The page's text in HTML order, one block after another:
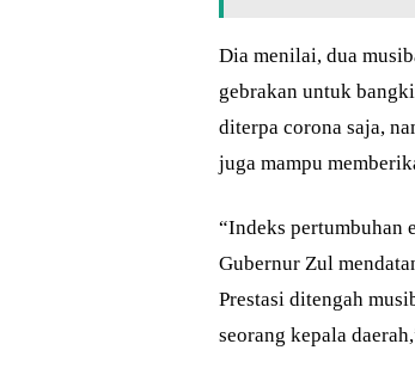
Dia menilai, dua
gebrakan untuk
diterpa corona saja,
juga mampu
“Indeks pertumbuhan
Gubernur Zul
Prestasi ditengah
seorang kepala